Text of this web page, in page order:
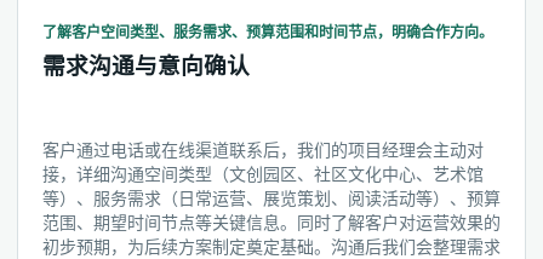
了解客户空间类型、服务需求、预算范围和时间节点，明确合作方向。
需求沟通与意向确认
客户通过电话或在线渠道联系后，我们的项目经理会主动对
接，详细沟通空间类型（文创园区、社区文化中心、艺术馆
等）、服务需求（日常运营、展览策划、阅读活动等）、预算
范围、期望时间节点等关键信息。同时了解客户对运营效果的
初步预期，为后续方案制定奠定基础。沟通后我们会整理需求